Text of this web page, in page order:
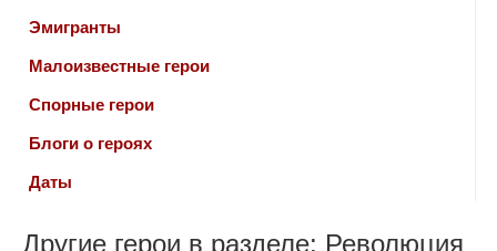
Эмигранты
Малоизвестные герои
Спорные герои
Блоги о героях
Даты
Другие герои в разделе: Революция